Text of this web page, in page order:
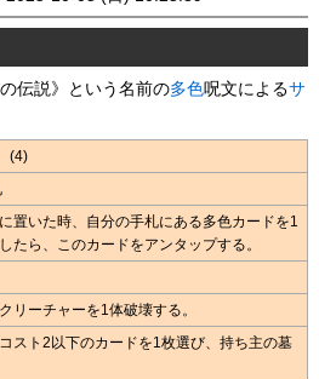
伝説》という名前の多色呪文によるサ
(4)
置いた時、自分の手札にある多色カードを1
たら、このカードをアンタップする。
リーチャーを1体破壊する。
スト2以下のカードを1枚選び、持ち主の墓